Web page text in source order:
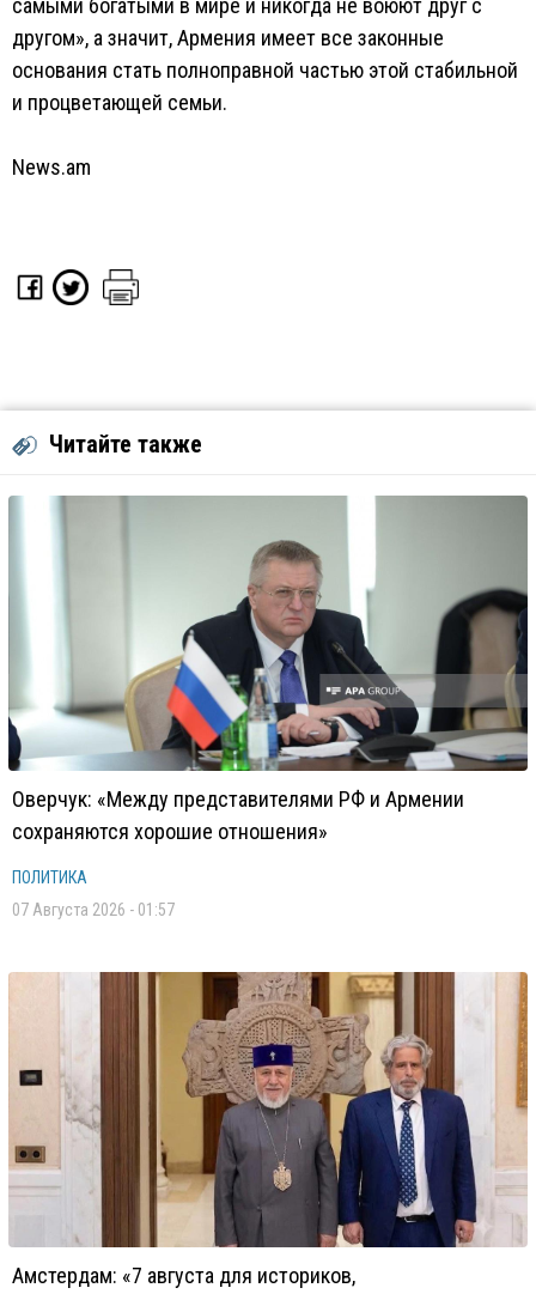
самыми богатыми в мире и никогда не воюют друг с
другом», а значит, Армения имеет все законные
основания стать полноправной частью этой стабильной
и процветающей семьи.
News.am
Читайте также
Оверчук: «Между представителями РФ и Армении
сохраняются хорошие отношения»
ПОЛИТИКА
07 Августа 2026 - 01:57
Амстердам: «7 августа для историков,